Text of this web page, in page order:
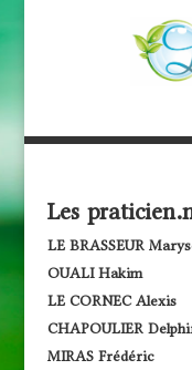
Les
LE BRASSEUR
OUALI Hakim
LE CORNEC Alexis
CHAPOULIER
MIRAS Frédéric